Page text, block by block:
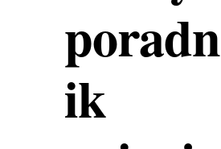
poradn
ik